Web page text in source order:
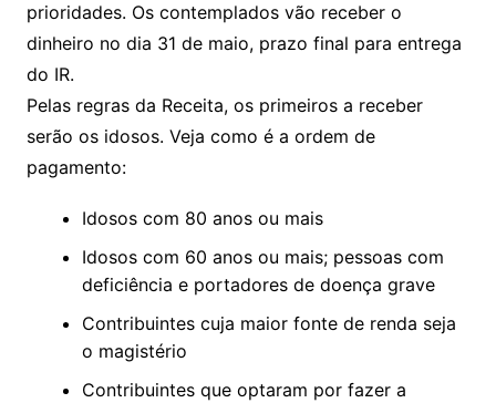
prioridades. Os contemplados vão receber o
dinheiro no dia 31 de maio, prazo final para entrega
do IR.
Pelas regras da Receita, os primeiros a receber
serão os idosos. Veja como é a ordem de
pagamento:
Idosos com 80 anos ou mais
Idosos com 60 anos ou mais; pessoas com
deficiência e portadores de doença grave
Contribuintes cuja maior fonte de renda seja
o magistério
Contribuintes que optaram por fazer a